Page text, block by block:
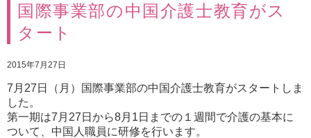
国際事業部の中国介護士教育がス
タート
2015年7月27日
7月27日（月）国際事業部の中国介護士教育がスタートしま
した。
第一期は7月27日から8月1日までの１週間で介護の基本に
ついて、中国人職員に研修を行います。